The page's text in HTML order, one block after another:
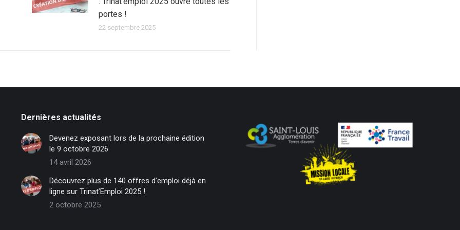
portes !
22 septembre 2025
Dernières actualités
Devenez exposant lors de la prochaine édition
le 9 octobre 2026
14 avril 2026
Découvrez plus de 140 offres d’emploi déjà en
ligne sur Trinat’Emploi 2025 !
2 octobre 2025